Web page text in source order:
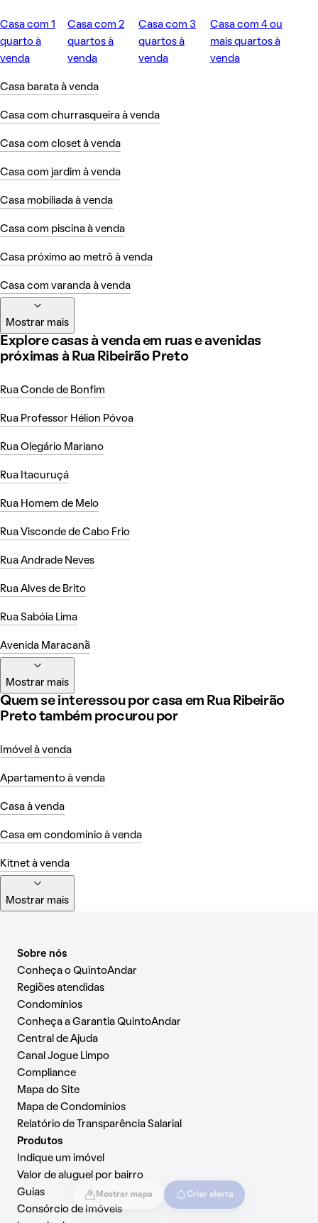
Mostrar mapa Criar alerta
Casa com 1
quarto à
venda
Casa com 2
quartos à
venda
Casa com 3
quartos à
venda
Casa com 4 ou
mais quartos à
venda
Casa barata à venda
Casa com churrasqueira à venda
Casa com closet à venda
Casa com jardim à venda
Casa mobiliada à venda
Casa com piscina à venda
Casa próximo ao metrô à venda
Casa com varanda à venda
Mostrar mais
Explore casas à venda em ruas e avenidas
próximas à Rua Ribeirão Preto
Rua Conde de Bonfim
Rua Professor Hélion Póvoa
Rua Olegário Mariano
Rua Itacuruçá
Rua Homem de Melo
Rua Visconde de Cabo Frio
Rua Andrade Neves
Rua Alves de Brito
Rua Sabóia Lima
Avenida Maracanã
Mostrar mais
Quem se interessou por casa em Rua Ribeirão
Preto também procurou por
Imóvel à venda
Apartamento à venda
Casa à venda
Casa em condomínio à venda
Kitnet à venda
Mostrar mais
Sobre nós
Conheça o QuintoAndar
Regiões atendidas
Condomínios
Conheça a Garantia QuintoAndar
Central de Ajuda
Canal Jogue Limpo
Compliance
Mapa do Site
Mapa de Condomínios
Relatório de Transparência Salarial
Produtos
Indique um imóvel
Valor de aluguel por bairro
Guias
Consórcio de Imóveis